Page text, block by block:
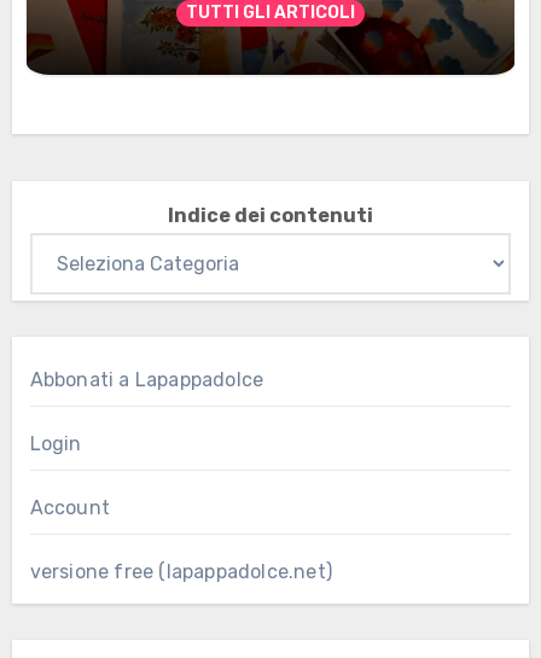
TUTTI GLI ARTICOLI
Marzo 2026: nuovi materiali stampabili
per gli abbonati
Indice dei contenuti
Abbonati a Lapappadolce
Login
Account
versione free (lapappadolce.net)